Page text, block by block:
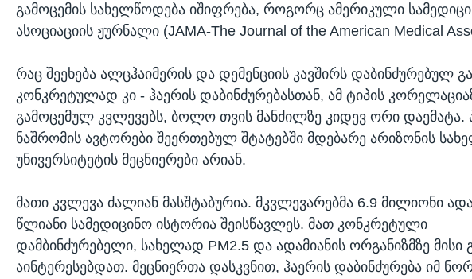
გამოცემის სახელწოდება იშიფრება, როგორც ამერიკული
ასოციაციის ჟურნალი (JAMA-The Journal of the American Medical
რაც შეეხება ალცჰაიმერის და დემენციის კავშირს დაბინძურებულ
კონკრეტულად კი - ჰაერის დაბინძურებასთან, ამ ტიპის
გამოცემულ კვლევებს, ბოლო თვის მანძილზე კიდევ ორი დაემატა.
ნაშრომის ავტორები შეერთებულ შტატებში მდებარე არიზონის
უნივერსიტეტის მეცნიერები არიან.
მათი კვლევა ძალიან მასშტაბურია. მკვლევარებმა 6.9 მილიონი
წლიანი სამედიცინო ისტორია შეისწავლეს. მათ კონკრეტული
დამბინძურებელი, სახელად PM2.5 და ადამიანის ორგანიზმზე მისი
აინტერესებდათ. მეცნიერთა დასკვნით, ჰაერის დაბინძურება იმ